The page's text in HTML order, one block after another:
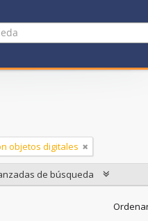
objetos digitales
de búsqueda